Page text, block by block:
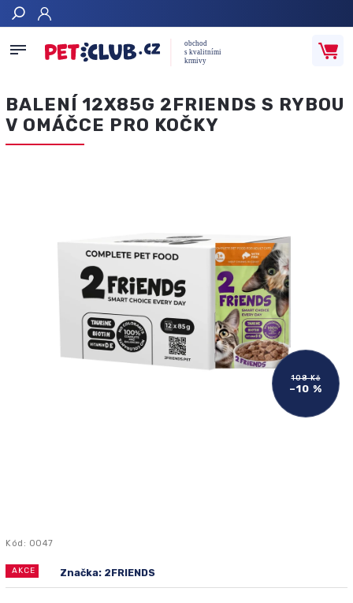
Hledat
BALENÍ 12X85G 2FRIENDS S RYBOU
V OMÁČCE PRO KOČKY
108 Kč
–10 %
Kód: 0047
AKCE Značka: 2FRIENDS